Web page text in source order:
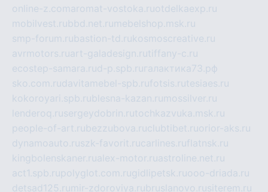
online-z.comaromat-vostoka.ruotdelkaexp.ru
mobilvest.rubbd.net.ru mebelshop.msk.ru
smp-forum.rubastion-td.rukosmoscreative.ru
avrmotors.ruart-galadesign.rutiffany-c.ru
ecostep-samara.rud-p.spb.ru галактика73.рф
sko.com.rudavitamebel-spb.rufotsis.rutesiaes.ru
kokoroyari.spb.rublesna-kazan.ru mossilver.ru
lenderoq.rusergeydobrin.rutochkazvuka.msk.ru
people-of-art.rubezzubova.ruclubtibet.ruorior-aks.ru
dynamoauto.ruszk-favorit.rucarlines.ruflatnsk.ru
kingbolenskaner.rualex-motor.ruastroline.net.ru
act1.spb.rupolyglot.com.rugidlipetsk.ruooo-driada.ru
detsad125.ru mir-zdoroviya.rubruslanovo.rusiterem.ru